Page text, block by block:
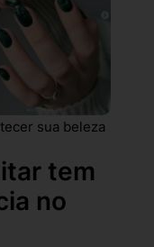
sua beleza
tem
no